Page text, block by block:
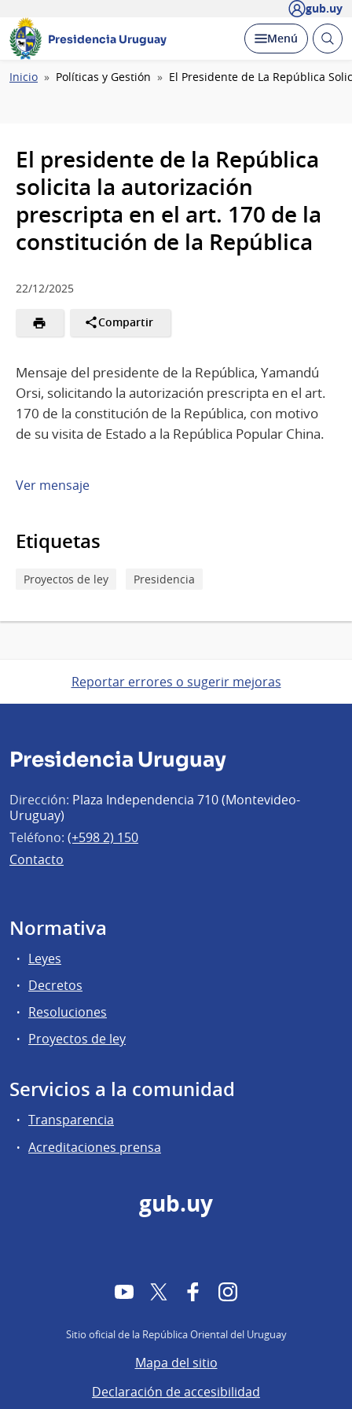
gub.uy
Presidencia Uruguay Desplegar
Menú Abrir
Ruta
Inicio Políticas y Gestión El Presidente de La República
El presidente de la República
solicita la autorización
prescripta en el art. 170 de la
constitución de la República
22/12/2025
Compartir
Mensaje del presidente de la República, Yamandú
Orsi, solicitando la autorización prescripta en el art.
170 de la constitución de la República, con motivo
de su visita de Estado a la República Popular China.
Ver mensaje
Etiquetas
Proyectos de ley Presidencia
Reportar errores o sugerir mejoras
Presidencia Uruguay
Dirección: Plaza Independencia 710 (Montevideo-
Uruguay)
Teléfono: (+598 2) 150
Contacto
Normativa
Leyes
Decretos
Resoluciones
Proyectos de ley
Servicios a la comunidad
Transparencia
Acreditaciones prensa
gub.uy
YouTubeTwitter FacebookInstagram
Sitio oficial de la República Oriental del Uruguay
Mapa del sitio
Declaración de accesibilidad